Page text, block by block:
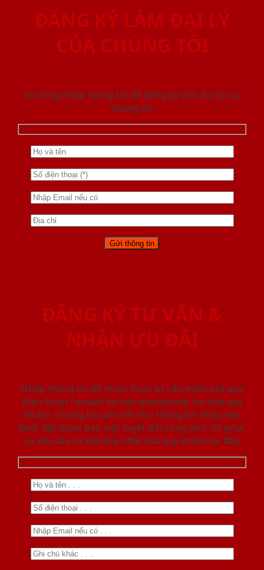
ĐĂNG KÝ LÀM ĐẠI LÝ
CỦA CHÚNG TÔI
Vui lòng nhập thông tin để đăng ký làm đại lý của
chúng tôi
ĐĂNG KÝ TƯ VẤN &
NHẬN ƯU ĐÃI
Nhập thông tin để nhận được tư vấn miễn phí qua
điện thoại / email/ tại văn phòng hoặc tại nhà quý
khách. Chúng tôi cam kết mọi thông tin nhập vào
dưới đây được bảo mật tuyệt đối cũng như chỉ phục
vụ yêu cầu tư vấn duy nhất của quý khách tại đây.